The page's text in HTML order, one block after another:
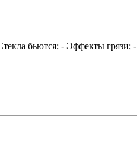
бьются; - Эффекты